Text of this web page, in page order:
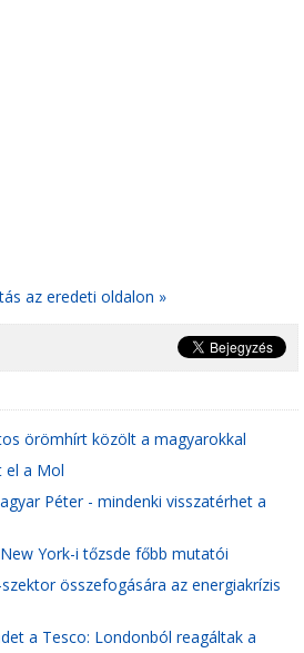
az eredeti oldalon »
örömhírt közölt a magyarokkal
el a Mol
Péter - mindenki visszatérhet a
York-i tőzsde főbb mutatói
összefogására az energiakrízis
a Tesco: Londonból reagáltak a